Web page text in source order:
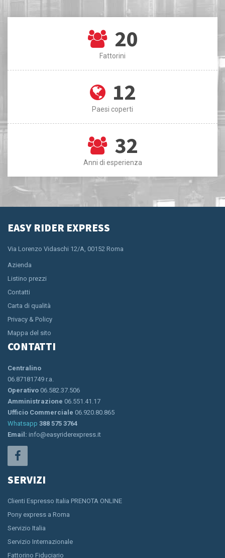
20
Fattorini
12
Paesi coperti
32
Anni di esperienza
EASY RIDER EXPRESS
Via Lorenzo Vidaschi 12/A, 00152 Roma
Azienda
Listino prezzi
Contatti
Carta di qualità
Privacy & Policy
Mappa del sito
CONTATTI
Centralino
06.87181749 r.a.
Operativo 06.582.37.506
Amministrazione 06.551.41.17
Ufficio Commerciale 06.920.80.865
Whatsapp 388 575 3764
Email: info@easyriderexpress.it
SERVIZI
Clienti Espresso Italia PRENOTA ONLINE
Pony express a Roma
Servizio Italia
Servizio Internazionale
Fattorino Fiduciario